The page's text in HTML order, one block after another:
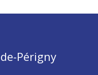
Périgny